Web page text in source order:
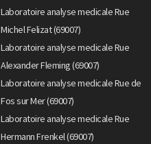
Laboratoire analyse medicale Rue
Michel Felizat (69007)
Laboratoire analyse medicale Rue
Alexander Fleming (69007)
Laboratoire analyse medicale Rue de
Fos sur Mer (69007)
Laboratoire analyse medicale Rue
Hermann Frenkel (69007)